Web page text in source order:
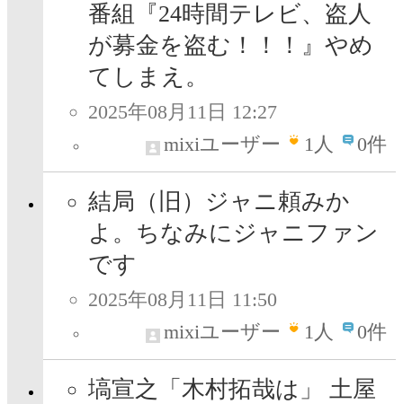
番組『24時間テレビ、盗人
が募金を盗む！！！』やめ
てしまえ。
2025年08月11日 12:27
mixiユーザー
1人 0件
結局（旧）ジャニ頼みか
よ。ちなみにジャニファン
です
2025年08月11日 11:50
mixiユーザー
1人 0件
塙宣之「木村拓哉は」 土屋